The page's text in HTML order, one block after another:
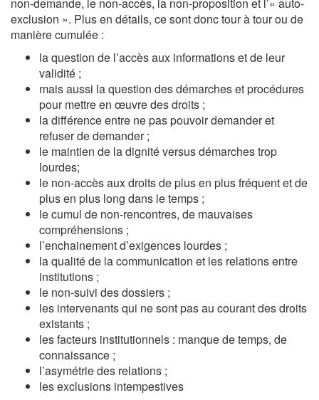
exclusion ». Plus en détails, ce sont donc tour à tour ou de
manière cumulée :
la question de l’accès aux informations et de leur
validité ;
mais aussi la question des démarches et procédures
pour mettre en œuvre des droits ;
la différence entre ne pas pouvoir demander et
refuser de demander ;
le maintien de la dignité versus démarches trop
lourdes;
le non-accès aux droits de plus en plus fréquent et de
plus en plus long dans le temps ;
le cumul de non-rencontres, de mauvaises
compréhensions ;
l’enchainement d’exigences lourdes ;
la qualité de la communication et les relations entre
institutions ;
le non-suivi des dossiers ;
les intervenants qui ne sont pas au courant des droits
existants ;
les facteurs institutionnels : manque de temps, de
connaissance ;
l’asymétrie des relations ;
les exclusions intempestives